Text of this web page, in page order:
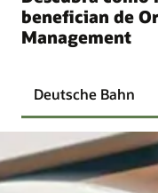
benefician de
Management
Deutsche Bahn